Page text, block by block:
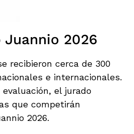
Juannio 2026
recibieron cerca de 300
e internacionales.
el jurado
que competirán
2026.